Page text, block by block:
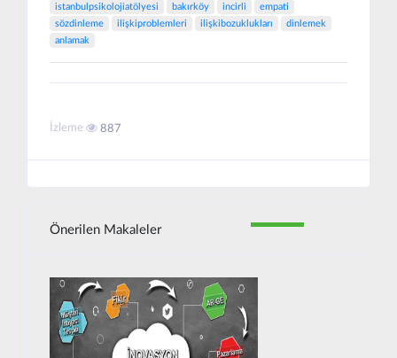
istanbulpsikolojiatölyesi
bakırköy incirli
empati
sözdinleme
ilişkiproblemleri ilişkibozuklukları
dinlemek
anlamak
İzleme 887
Önerilen Makaleler